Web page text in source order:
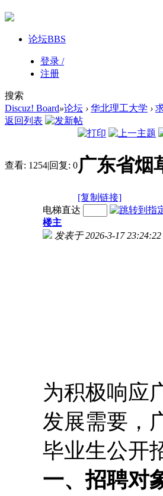
论坛BBS
登录 /
注册
搜索
Discuz! Board»论坛 › 华北理工大学 ›
返回列表
查看: 1254|回复: 0广东省烟
[复制链接]
电梯直达
楼主
发表于 2026-3-17 23:24:22
为积极响应
发展需要，
毕业生公开
一、招聘对